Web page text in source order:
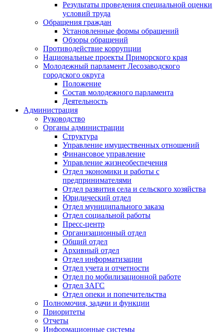
Результаты проведения специальной оценки
условий труда
Обращения граждан
Установленные формы обращений
Обзоры обращений
Противодействие коррупции
Национальные проекты Приморского края
Молодежный парламент Лесозаводского
городского округа
Положение
Состав молодежного парламента
Деятельность
Администрация
Руководство
Органы администрации
Структура
Управление имущественных отношений
Финансовое управление
Управление жизнеобеспечения
Отдел экономики и работы с
предпринимателями
Отдел развития села и сельского хозяйства
Юридический отдел
Отдел муниципального заказа
Отдел социальной работы
Пресс-центр
Организационный отдел
Общий отдел
Архивный отдел
Отдел информатизации
Отдел учета и отчетности
Отдел по мобилизационной работе
Отдел ЗАГС
Отдел опеки и попечительства
Полномочия, задачи и функции
Приоритеты
Отчеты
Информационные системы